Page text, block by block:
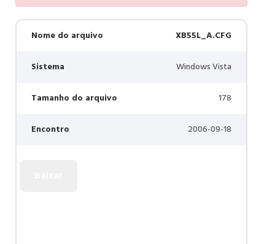
Nome do arquivo XB55L_A.CFG
Sistema Windows Vista
Tamanho do arquivo 178
Encontro 2006-09-18